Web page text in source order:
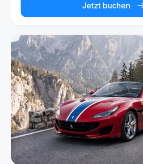
Jetzt buchen
Ferrari